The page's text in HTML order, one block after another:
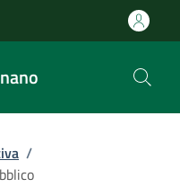
/